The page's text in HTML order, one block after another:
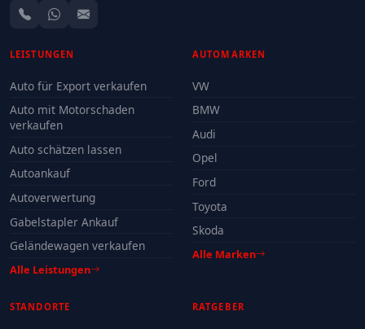
LEISTUNGEN
Auto für Export verkaufen
Auto mit Motorschaden
verkaufen
Auto schätzen lassen
Autoankauf
Autoverwertung
Gabelstapler Ankauf
Geländewagen verkaufen
Alle Leistungen
AUTOMARKEN
VW
BMW
Audi
Opel
Ford
Toyota
Skoda
Alle Marken
STANDORTE RATGEBER